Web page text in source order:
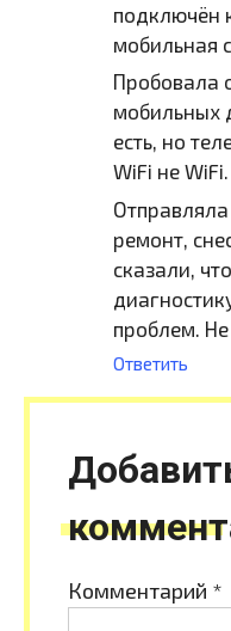
подключён
мобильная
Пробовала
мобильных
есть, но
WiFi не WiFi.
ремонт,
сказали,
проблем.
Ответить
Комментарий *